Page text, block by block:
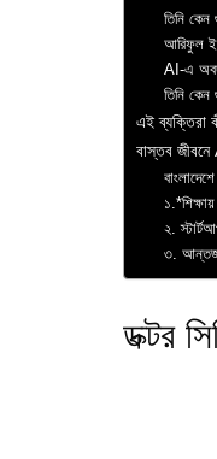
তিনি
আরিফুল
AI-এ
তিনি
এই ব্যক্তিরা
বাস্তব
২.
৩.
ডক্টর